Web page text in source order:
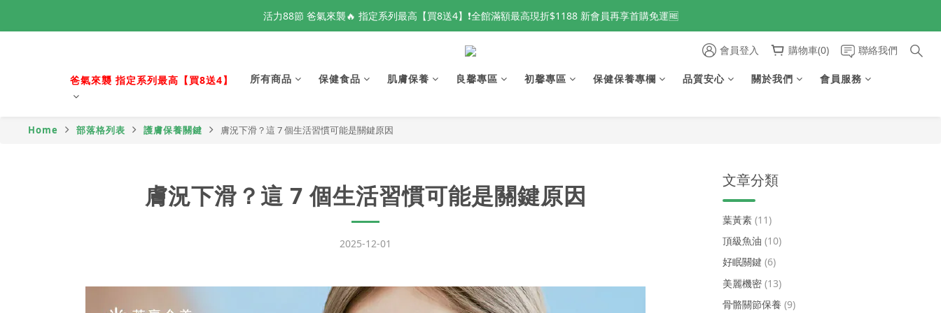
活力88節 爸氣來襲🔥 指定系列最高【買8送4】❗全館滿額最高現折$1188 新會員再享首購免運🆓
活力88節 爸氣來襲🔥 指定系列最高【買8送4】❗全館滿額最高現折$1188 新會員再享首購免運🆓
📢 全球秘魯魚油原料供應波動 良馨秘魯魚油🐟 數量有限 現貨倒數中❗
👑 VIP鑽石會員專屬 新品體驗開放申請中❗
會員登入 購物車(0) 聯絡我們
爸氣來襲 指定系列最高【買8送4】 所有商品 保健食品 肌膚保養 良馨專區 初馨專區 保健保養專欄 品質安心 關於我們 會員服務
Home 部落格列表 護膚保養關鍵 膚況下滑？這 7 個生活習慣可能是關鍵原因
膚況下滑？這 7 個生活習慣可能是關鍵原因
2025-12-01
文章分類
葉黃素 (11)
頂級魚油 (10)
好眠關鍵 (6)
美麗機密 (13)
骨骼關節保養 (9)